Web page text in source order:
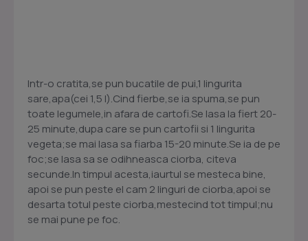
Intr-o cratita,se pun bucatile de pui,1 lingurita
sare,apa(cei 1,5 l).Cind fierbe,se ia spuma,se pun
toate legumele,in afara de cartofi.Se lasa la fiert 20-
25 minute,dupa care se pun cartofii si 1 lingurita
vegeta;se mai lasa sa fiarba 15-20 minute.Se ia de pe
foc;se lasa sa se odihneasca ciorba, citeva
secunde.In timpul acesta,iaurtul se mesteca bine,
apoi se pun peste el cam 2 linguri de ciorba,apoi se
desarta totul peste ciorba,mestecind tot timpul;nu
se mai pune pe foc.